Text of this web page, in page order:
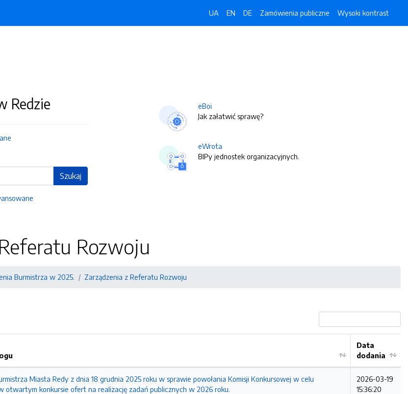
UA EN DE Zamówienia publiczne Wysoki kontrast
Redzie
Szukaj
eBoi
Jak załatwić sprawę?
eWrota
BIPy jednostek organizacyjnych.
Rozwoju
Burmistrza w 2025. Zarządzenia z Referatu Rozwoju
Data
dodania
Miasta Redy z dnia 18 grudnia 2025 roku w sprawie powołania Komisji Konkursowej w celu
otwartym konkursie ofert na realizację zadań publicznych w 2026 roku.
2026-03-19
15:36:20